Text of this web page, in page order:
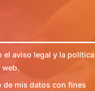
el aviso legal y la política
de mis datos con fines